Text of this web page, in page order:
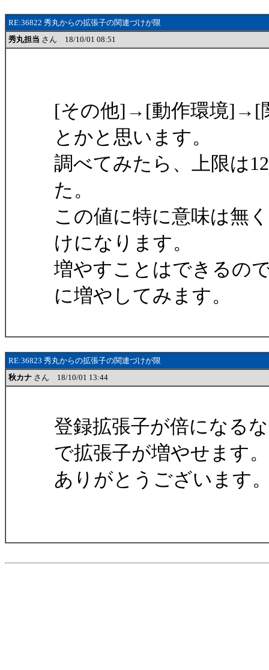
RE:36822 秀丸からの拡張子の関連づけが限
秀丸担当 さん 18/10/01 08:51
[その他]→[動作環境]→[
とかと思います。
調べてみたら、上限は
た。
この値に特に意味は無
けになります。
増やすことはできるの
に増やしてみます。
RE:36823 秀丸からの拡張子の関連づけが限
秋カナ さん 18/10/01 13:44
登録拡張子が倍になる
で拡張子が増やせます。
ありがとうございます